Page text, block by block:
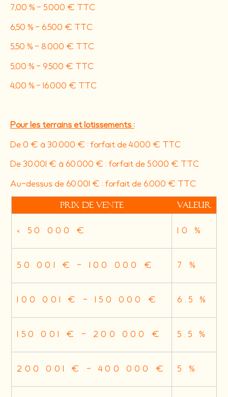
7,00 % - 5.000 € TTC
6,50 % - 6.500 € TTC
5,50 % - 8.000 € TTC
5,00 % - 9.500 € TTC
4,00 % - 16.000 € TTC
Pour les terrains et lotissements :
De 0 € à 30.000 € : forfait de 4.000 € TTC
De 30.001 € à 60.000 € : forfait de 5.000 € TTC
Au-dessus de 60.001 € : forfait de 6.000 € TTC
Prix de vente Valeur
< 50 000 € 10 %
50 001 € - 100 000 € 7 %
100 001 € - 150 000 € 6.5 %
150 001 € - 200 000 € 5.5 %
200 001 € - 400 000 € 5 %